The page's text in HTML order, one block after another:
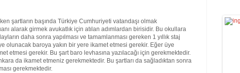
şartların başında Türkiye Cumhuriyeti vatandaşı olmak
alarak girmek avukatlık için atılan adımlardan birisidir. Bu okullara
daha sonra yapılması ve tamamlanması gereken 1 yıllık staj
olunacak baroya yakın bir yere ikamet etmesi gerekir. Eğer üye
etmesi gerekir. Bu şart baro levhasına yazılacağı için gerekmektedir.
da ikamet etmeniz gerekmektedir. Bu şartları da sağladıktan sonra
gerekmektedir.